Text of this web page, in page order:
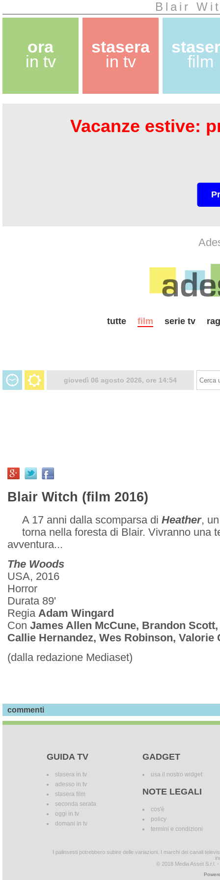
Blair
ora
in tv
stasera
in tv
film
Vacanze estive:
tutte film serie tv
giovedì 06 agosto 2026, ore 14:54
Blair Witch (film 2016)
A 17 anni dalla scomparsa di Heather,
torna nella foresta di Blair. Vivranno una
avventura...
The Woods
USA, 2016
Horror
Durata 89'
Regia Adam Wingard
Con James Allen McCune, Brandon
Callie Hernandez, Wes Robinson, Valorie
(dalla redazione Mediaset)
commenti
GUIDA TV
stasera in tv
adesso in tv
stasera film
seconda serata
oggi in tv
domani in tv
GADGET
usa il nostro widget
NOTE LEGALI
cos'è
policy
termini e condizioni
I palinsesti potrebbero subire delle variazioni. I marchi dei canali
© 2018 Media Asset S.r.l.